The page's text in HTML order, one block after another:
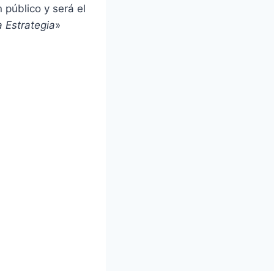
público y será el
Estrategia»